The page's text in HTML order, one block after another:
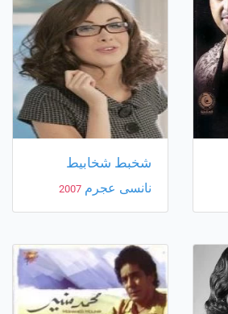
شخبط شخابيط
نانسى عجرم 2007